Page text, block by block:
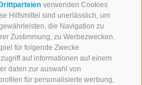
verwenden Cookies
Hilfsmittel sind unerlässlich, um
die Navigation zu
Zustimmung, zu Werbezwecken.
für folgende Zwecke
auf informationen auf einem
daten zur auswahl von
für personalisierte werbung,